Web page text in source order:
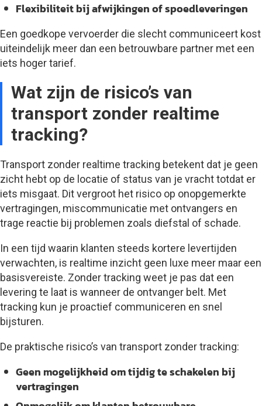
Flexibiliteit bij afwijkingen of spoedleveringen
Een goedkope vervoerder die slecht communiceert kost
uiteindelijk meer dan een betrouwbare partner met een
iets hoger tarief.
Wat zijn de risico’s van
transport zonder realtime
tracking?
Transport zonder realtime tracking betekent dat je geen
zicht hebt op de locatie of status van je vracht totdat er
iets misgaat. Dit vergroot het risico op onopgemerkte
vertragingen, miscommunicatie met ontvangers en
trage reactie bij problemen zoals diefstal of schade.
In een tijd waarin klanten steeds kortere levertijden
verwachten, is realtime inzicht geen luxe meer maar een
basisvereiste. Zonder tracking weet je pas dat een
levering te laat is wanneer de ontvanger belt. Met
tracking kun je proactief communiceren en snel
bijsturen.
De praktische risico’s van transport zonder tracking:
Geen mogelijkheid om tijdig te schakelen bij
vertragingen